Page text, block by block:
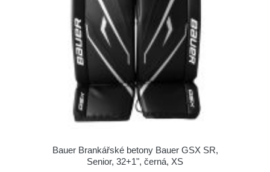
Bauer Brankářské betony Bauer GSX SR,
Senior, 32+1", černá, XS